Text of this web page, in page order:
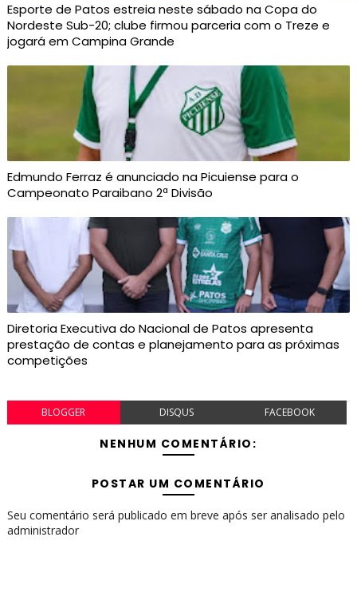
Esporte de Patos estreia neste sábado na Copa do
Nordeste Sub-20; clube firmou parceria com o Treze e
jogará em Campina Grande
Edmundo Ferraz é anunciado na Picuiense para o
Campeonato Paraibano 2ª Divisão
Diretoria Executiva do Nacional de Patos apresenta
prestação de contas e planejamento para as próximas
competições
BLOGGER DISQUS FACEBOOK
NENHUM COMENTÁRIO:
POSTAR UM COMENTÁRIO
Seu comentário será publicado em breve após ser analisado pelo
administrador